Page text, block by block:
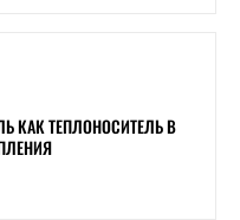
КАК ТЕПЛОНОСИТЕЛЬ В